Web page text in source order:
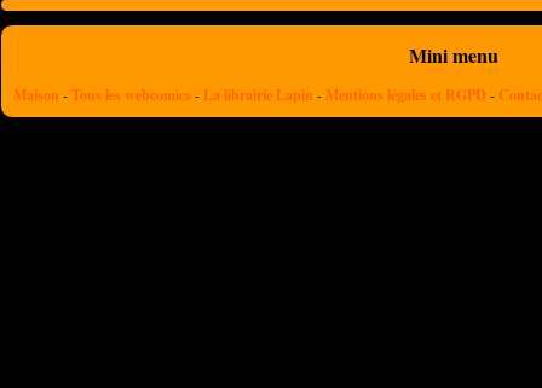
Mini menu
Maison -Tous les webcomics - La librairie Lapin - Mentions légales et RGPD -